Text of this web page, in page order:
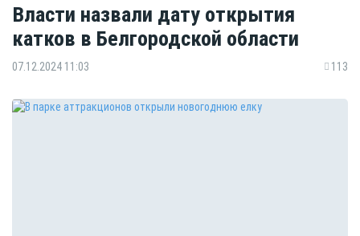
Власти назвали дату открытия
катков в Белгородской области
07.12.2024 11:03 113